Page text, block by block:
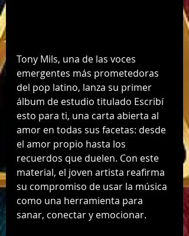
Tony Mils, una de las voces
emergentes más prometedoras
del pop latino, lanza su primer
álbum de estudio titulado Escribí
esto para ti, una carta abierta al
amor en todas sus facetas: desde
el amor propio hasta los
recuerdos que duelen. Con este
material, el joven artista reafirma
su compromiso de usar la música
como una herramienta para
sanar, conectar y emocionar.